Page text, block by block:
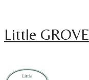
Little GROVE